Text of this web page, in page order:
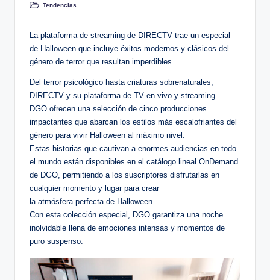
Publicado
Tendencias
La plataforma de streaming de DIRECTV trae un especial
de Halloween que incluye éxitos modernos y clásicos del
género de terror que resultan imperdibles.
Del terror psicológico hasta criaturas sobrenaturales,
DIRECTV y su plataforma de TV en vivo y streaming
DGO ofrecen una selección de cinco producciones
impactantes que abarcan los estilos más escalofriantes del
género para vivir Halloween al máximo nivel.
Estas historias que cautivan a enormes audiencias en todo
el mundo están disponibles en el catálogo lineal OnDemand
de DGO, permitiendo a los suscriptores disfrutarlas en
cualquier momento y lugar para crear
la atmósfera perfecta de Halloween.
Con esta colección especial, DGO garantiza una noche
inolvidable llena de emociones intensas y momentos de
puro suspenso.